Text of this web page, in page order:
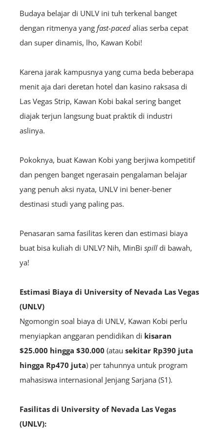
Budaya belajar di UNLV ini tuh terkenal banget
dengan ritmenya yang fast-paced alias serba cepat
dan super dinamis, lho, Kawan Kobi!
Karena jarak kampusnya yang cuma beda beberapa
menit aja dari deretan hotel dan kasino raksasa di
Las Vegas Strip, Kawan Kobi bakal sering banget
diajak terjun langsung buat praktik di industri
aslinya.
Pokoknya, buat Kawan Kobi yang berjiwa kompetitif
dan pengen banget ngerasain pengalaman belajar
yang penuh aksi nyata, UNLV ini bener-bener
destinasi studi yang paling pas.
Penasaran sama fasilitas keren dan estimasi biaya
buat bisa kuliah di UNLV? Nih, MinBi spill di bawah,
ya!
Estimasi Biaya di University of Nevada Las Vegas
(UNLV)
Ngomongin soal biaya di UNLV, Kawan Kobi perlu
menyiapkan anggaran pendidikan di kisaran
$25.000 hingga $30.000 (atau sekitar Rp390 juta
hingga Rp470 juta) per tahunnya untuk program
mahasiswa internasional Jenjang Sarjana (S1).
Fasilitas di University of Nevada Las Vegas
(UNLV):